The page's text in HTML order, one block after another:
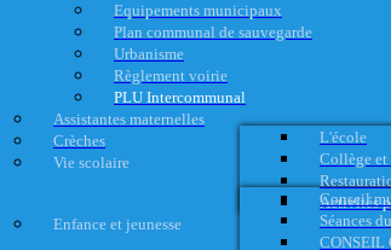
Equipements municipaux
Plan communal de sauvegarde
Urbanisme
Règlement voirie
PLU Intercommunal
Assistantes maternelles
Crèches
Vie scolaire
L'école
Collège et
Activités
Enfance et jeunesse
Conseil
Séances
CONSEIL